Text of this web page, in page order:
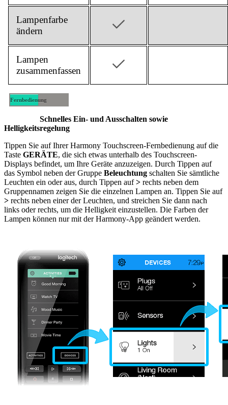
Lampenfarbe
ändern
Lampen
zusammenfassen
Fernbedienung
Schnelles Ein- und Ausschalten sowie
Helligkeitsregelung
Tippen Sie auf Ihrer Harmony Touchscreen-Fernbedienung auf die
Taste GERÄTE, die sich etwas unterhalb des Touchscreen-
Displays befindet, um Ihre Geräte anzuzeigen. Durch Tippen auf
das Symbol neben der Gruppe Beleuchtung schalten Sie sämtliche
Leuchten ein oder aus, durch Tippen auf> rechts neben dem
Gruppennamen zeigen Sie die einzelnen Lampen an. Tippen Sie auf
> rechts neben einer der Leuchten, und streichen Sie dann nach
links oder rechts, um die Helligkeit einzustellen. Die Farben der
Lampen können nur mit der Harmony-App geändert werden.